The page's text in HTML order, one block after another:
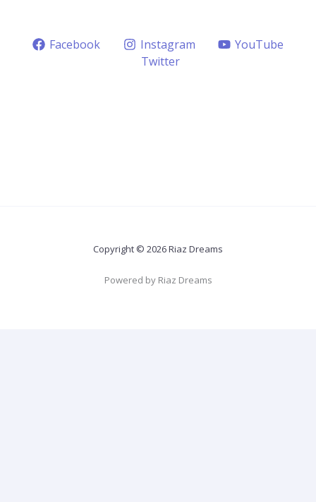
Facebook Instagram
YouTube
Twitter
Copyright © 2026 Riaz Dreams
Powered by Riaz Dreams